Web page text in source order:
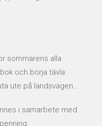
sommarens alla
och börja tävla
ute på landsvägen…
i samarbete med